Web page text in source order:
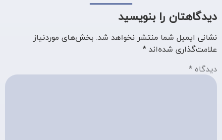
دیدگاهتان را بنویسید
نشانی ایمیل شما منتشر نخواهد شد. بخش‌های موردنیاز
علامت‌گذاری شده‌اند *
دیدگاه *